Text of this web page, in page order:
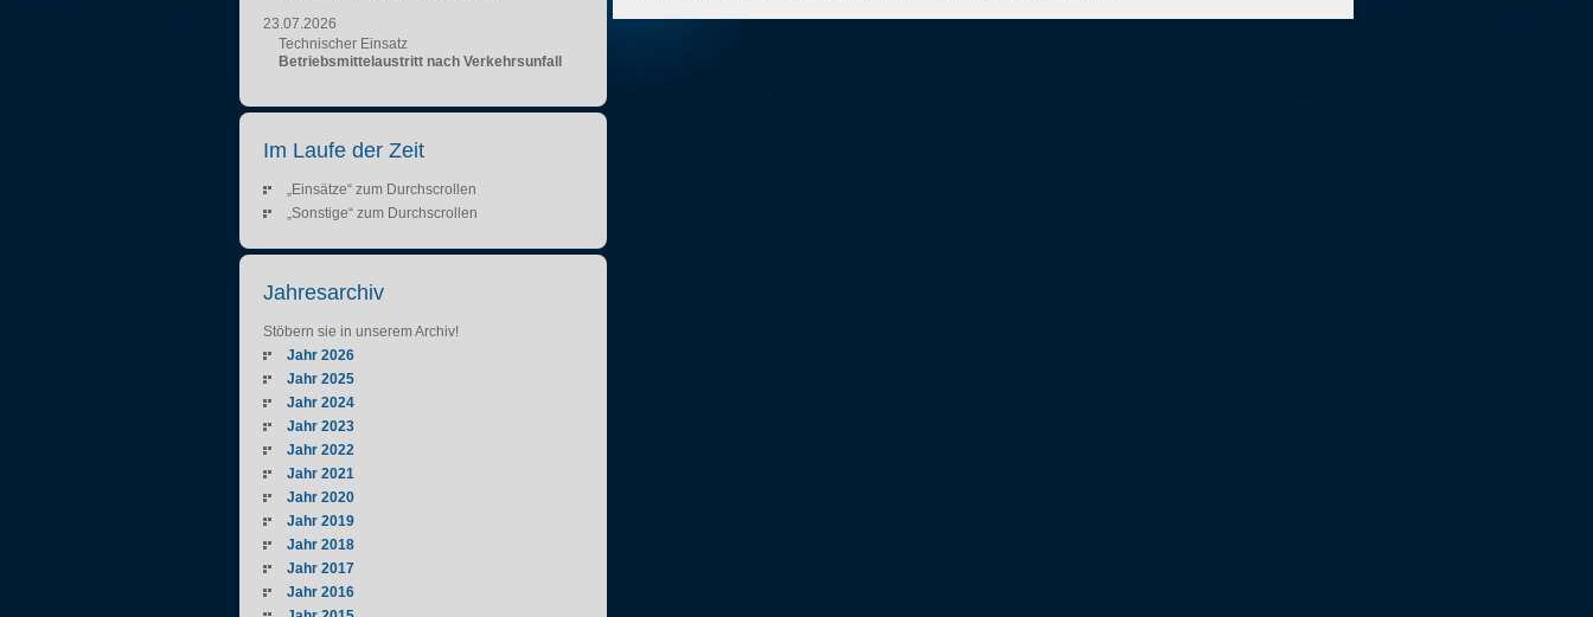
23.07.2026
Technischer Einsatz
Betriebsmittelaustritt nach Verkehrsunfall
Im Laufe der Zeit
„Einsätze“ zum Durchscrollen
„Sonstige“ zum Durchscrollen
Jahresarchiv
Stöbern sie in unserem Archiv!
Jahr 2026
Jahr 2025
Jahr 2024
Jahr 2023
Jahr 2022
Jahr 2021
Jahr 2020
Jahr 2019
Jahr 2018
Jahr 2017
Jahr 2016